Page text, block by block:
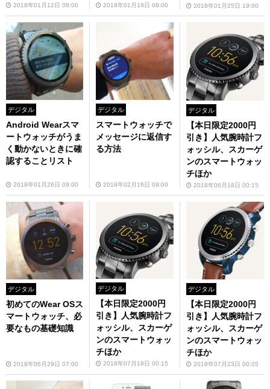
2018年01月12日 09:00 2018年01月19日 09:00 2018年01月25日 19:00
デジタル
Android Wearスマ
ートウォッチがうま
く動かないときに確
認することリスト
2018年01月26日 09:00
デジタル
スマートウォッチで
メッセージに返信す
る方法
2018年02月16日 09:00
デジタル
【本日限定2000円
引き】人気腕時計フ
ォッシル、スカーゲ
ンのスマートウォッ
チほか
2018年06月18日 00:15
デジタル
初めてのWear OSス
マートウォッチ、必
要なもの基礎知識
2018年06月29日 07:00
デジタル
【本日限定2000円
引き】人気腕時計フ
ォッシル、スカーゲ
ンのスマートウォッ
チほか
2018年07月19日 00:15
デジタル
【本日限定2000円
引き】人気腕時計フ
ォッシル、スカーゲ
ンのスマートウォッ
チほか
2018年07月23日 00:05